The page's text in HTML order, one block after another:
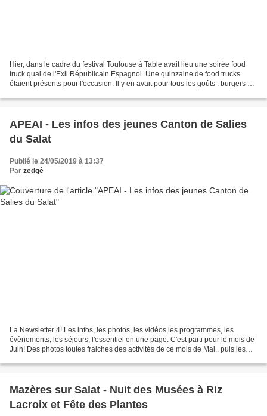
Hier, dans le cadre du festival Toulouse à Table avait lieu une soirée food
truck quai de l'Exil Républicain Espagnol. Une quinzaine de food trucks
étaient présents pour l'occasion. Il y en avait pour tous les goûts : burgers en
APEAI - Les infos des jeunes Canton de Salies
du Salat
Publié le 24/05/2019 à 13:37
Par zedgé
La Newsletter 4! Les infos, les photos, les vidéos,les programmes, les
évènements, les séjours, l'essentiel en une page. C'est parti pour le mois de
Juin! Des photos toutes fraiches des activités de ce mois de Mai.. puis les
Mazères sur Salat - Nuit des Musées à Riz
Lacroix et Fête des Plantes